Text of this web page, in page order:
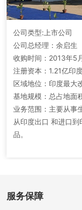
公司类型:上市公司
公司总经理：余启生
收购时间：2013年5
注册资本：1.21亿印
区域地位：印度最大
基地规模：总占地面
业务范围：主要从事
从印度出口 和进口
品。
服务保障